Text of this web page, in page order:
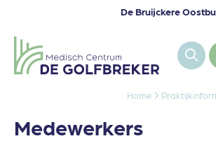
De Bruijckere
Home
Medewerkers